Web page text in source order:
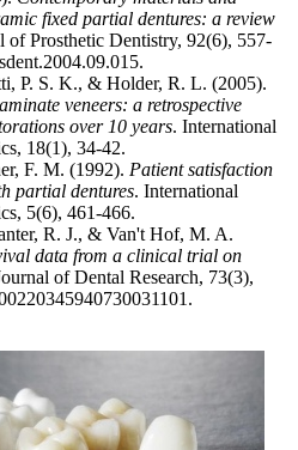
fixed partial dentures: a review
of Prosthetic Dentistry, 92(6), 557-
P. S. K., & Holder, R. L. (2005).
veneers: a retrospective
over 10 years. International
18(1), 34-42.
F. M. (1992). Patient satisfaction
partial dentures. International
5(6), 461-466.
R. J., & Van't Hof, M. A.
data from a clinical trial on
of Dental Research, 73(3),